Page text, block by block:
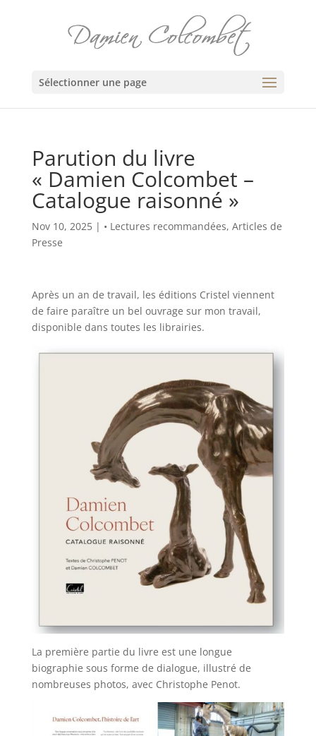
Sélectionner une page
Parution du livre
« Damien Colcombet –
Catalogue raisonné »
Nov 10, 2025| • Lectures recommandées, Articles de
Presse
Après un an de travail, les éditions Cristel viennent
de faire paraître un bel ouvrage sur mon travail,
disponible dans toutes les librairies.
La première partie du livre est une longue
biographie sous forme de dialogue, illustré de
nombreuses photos, avec Christophe Penot.